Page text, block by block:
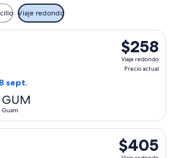
Viaje redondo
$258
Viaje
redondo,
$258
Viaje redondo
Precio actual
sept.
GUM
Guam
Korean Air, con salida el mié, 16 sept.
$405
Viaje
$405
United, con salida el mié, 12 ago.